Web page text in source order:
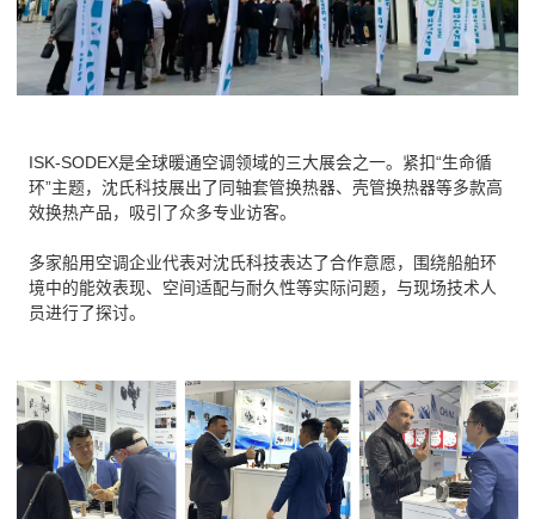
ISK-SODEX是全球暖通空调领域的三大展会之一。紧扣“生命循
环”主题，沈氏科技展出了同轴套管换热器、壳管换热器等多款高
效换热产品，吸引了众多专业访客。
多家船用空调企业代表对沈氏科技表达了合作意愿，围绕船舶环
境中的能效表现、空间适配与耐久性等实际问题，与现场技术人
员进行了探讨。